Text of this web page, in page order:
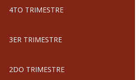
4TO TRIMESTRE
3ER TRIMESTRE
2DO TRIMESTRE